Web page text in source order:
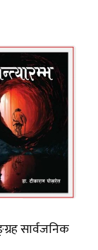
सार्वजनिक